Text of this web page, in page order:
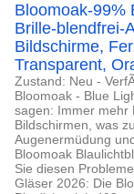
Bloomoak-99%
Brille-blendfrei-
Bildschirme,
Transparent,
Zustand: Neu -
Bloomoak - Blue
sagen: Immer mehr
Bildschirmen, was
Augenermüdung
Bloomoak
Sie diesen
Gläser 2026: Die